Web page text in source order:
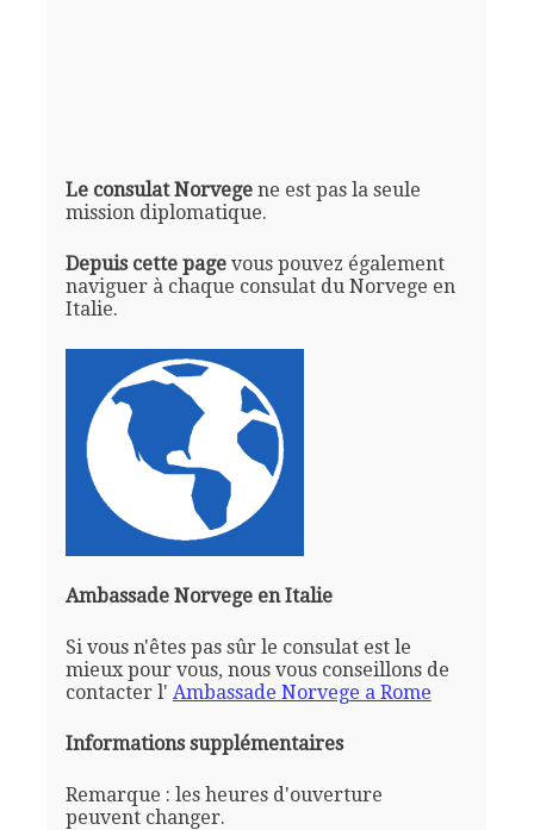
Le consulat Norvegene est pas la seule
mission diplomatique.
Depuis cette pagevous pouvez également
naviguer à chaque consulat du Norvege en
Italie.
Ambassade Norvege en Italie
Si vous n'êtes pas sûr le consulat est le
mieux pour vous, nous vous conseillons de
contacter l' Ambassade Norvege a Rome
Informations supplémentaires
Remarque : les heures d'ouverture
peuvent changer.